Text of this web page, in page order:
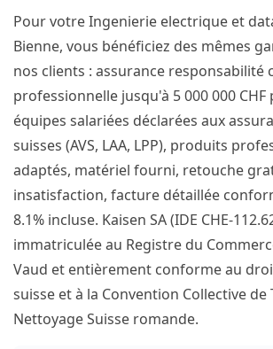
Pour votre Ingenierie electrique et
Bienne, vous bénéficiez des mêmes
nos clients : assurance responsabilité
professionnelle jusqu'à 5 000 000
équipes salariées déclarées aux
suisses (AVS, LAA, LPP), produits
adaptés, matériel fourni, retouche
insatisfaction, facture détaillée
8.1% incluse. Kaisen SA (IDE CHE-
immatriculée au Registre du
Vaud et entièrement conforme au
suisse et à la Convention Collective de
Nettoyage Suisse romande.